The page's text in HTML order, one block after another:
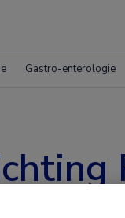
Gastro-enterologie